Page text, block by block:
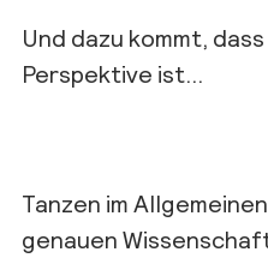
Und dazu kommt,
Perspektive ist…
Tanzen im
genauen